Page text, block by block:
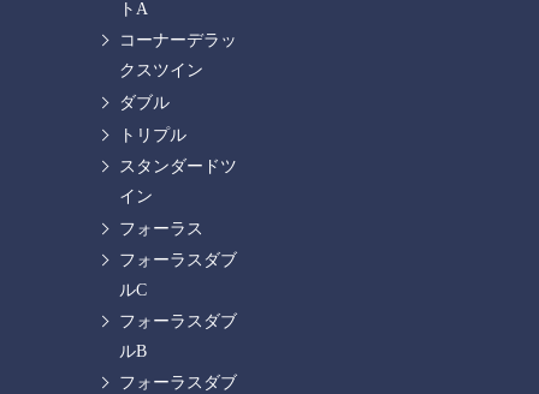
トA
コーナーデラッ
クスツイン
ダブル
トリプル
スタンダードツ
イン
フォーラス
フォーラスダブ
ルC
フォーラスダブ
ルB
フォーラスダブ